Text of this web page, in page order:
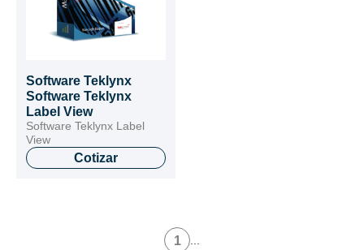
Software Teklynx
Software Teklynx
Label View
Software Teklynx Label
View
Cotizar
1